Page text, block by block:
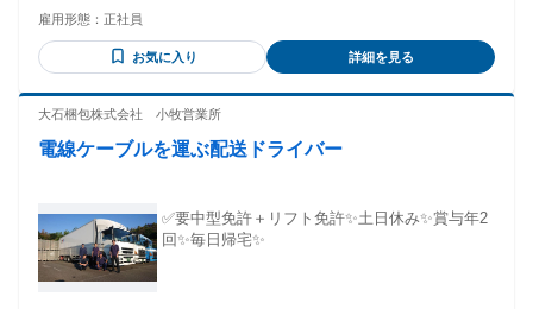
し 全員に一律で支払われるその他手当金額：なし 別途 中型
雇用形態： 正社員
お気に入り 詳細を見る
大石梱包株式会社 小牧営業所
電線ケーブルを運ぶ配送ドライバー
✅要中型免許＋リフト免許✨土日休み✨賞与年2
回✨毎日帰宅✨